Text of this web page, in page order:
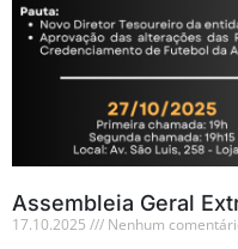
Assembleia Geral
17.10.2025 Nenhum